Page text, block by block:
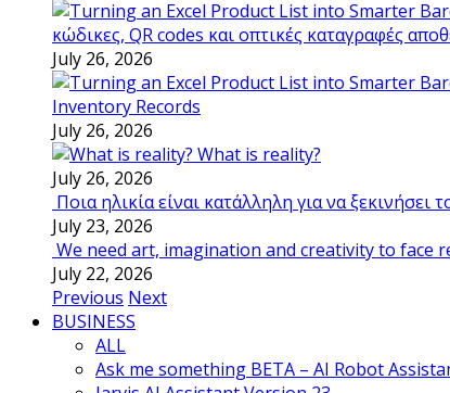
κώδικες, QR codes και οπτικές καταγραφές
July 26, 2026
Inventory Records
July 26, 2026
What is reality?
July 26, 2026
Ποια ηλικία είναι κατάλληλη για να ξεκινήσει
July 23, 2026
We need art, imagination and creativity to face
July 22, 2026
Previous Next
BUSINESS
ALL
Ask me something BETA – AI Robot